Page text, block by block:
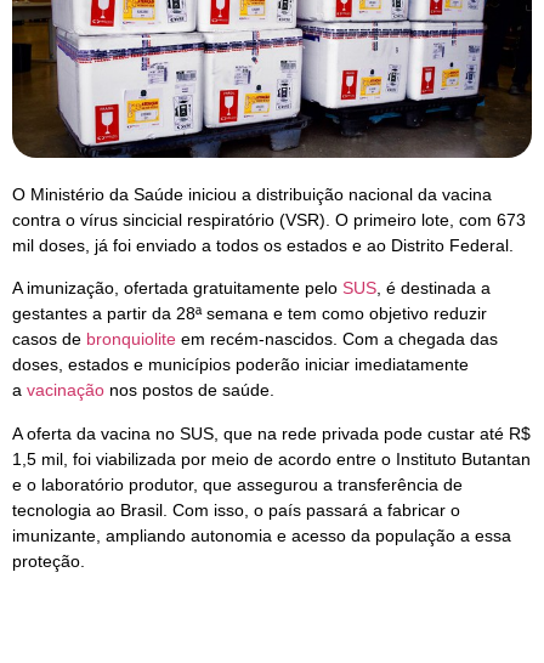
O Ministério da Saúde iniciou a distribuição nacional da vacina
contra o vírus sincicial respiratório (VSR). O primeiro lote, com 673
mil doses, já foi enviado a todos os estados e ao Distrito Federal.
A imunização, ofertada gratuitamente pelo SUS, é destinada a
gestantes a partir da 28ª semana e tem como objetivo reduzir
casos de bronquiolite em recém-nascidos. Com a chegada das
doses, estados e municípios poderão iniciar imediatamente
a vacinação nos postos de saúde.
A oferta da vacina no SUS, que na rede privada pode custar até R$
1,5 mil, foi viabilizada por meio de acordo entre o Instituto Butantan
e o laboratório produtor, que assegurou a transferência de
tecnologia ao Brasil. Com isso, o país passará a fabricar o
imunizante, ampliando autonomia e acesso da população a essa
proteção.